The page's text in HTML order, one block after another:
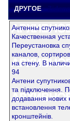
ДРУГОЕ
Антенны
Качественная
Переустановка
каналов,
на стену. В
94
Антени
та підключення.
додавання нових
встановлення
кронштейнів.